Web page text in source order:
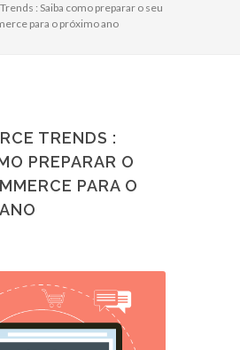
: Saiba como preparar o seu
para o próximo ano
TRENDS :
PREPARAR O
PARA O